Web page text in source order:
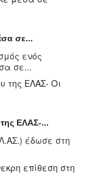
σε...
ενός
σε...
ΕΛΑΣ-...
έδωσε στη